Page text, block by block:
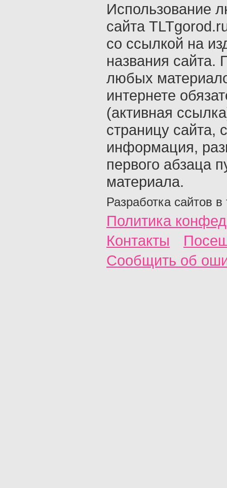
Использование
сайта
со ссылкой на
названия сайта.
любых
интернете
(активная
страницу сайта,
информация,
первого абзаца
материала.
Разработка сайтов в
Политика
Контакты
Сообщить об